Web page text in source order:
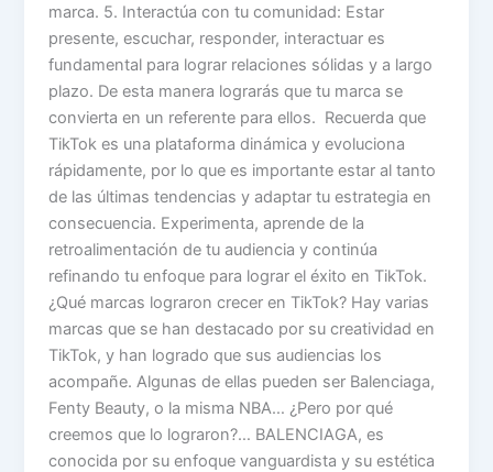
marca. 5. Interactúa con tu comunidad: Estar
presente, escuchar, responder, interactuar es
fundamental para lograr relaciones sólidas y a largo
plazo. De esta manera lograrás que tu marca se
convierta en un referente para ellos. Recuerda que
TikTok es una plataforma dinámica y evoluciona
rápidamente, por lo que es importante estar al tanto
de las últimas tendencias y adaptar tu estrategia en
consecuencia. Experimenta, aprende de la
retroalimentación de tu audiencia y continúa
refinando tu enfoque para lograr el éxito en TikTok.
¿Qué marcas lograron crecer en TikTok? Hay varias
marcas que se han destacado por su creatividad en
TikTok, y han logrado que sus audiencias los
acompañe. Algunas de ellas pueden ser Balenciaga,
Fenty Beauty, o la misma NBA… ¿Pero por qué
creemos que lo lograron?… BALENCIAGA, es
conocida por su enfoque vanguardista y su estética